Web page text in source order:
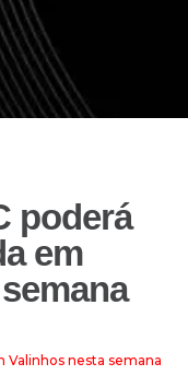
poderá
em
Valinhos nesta semana